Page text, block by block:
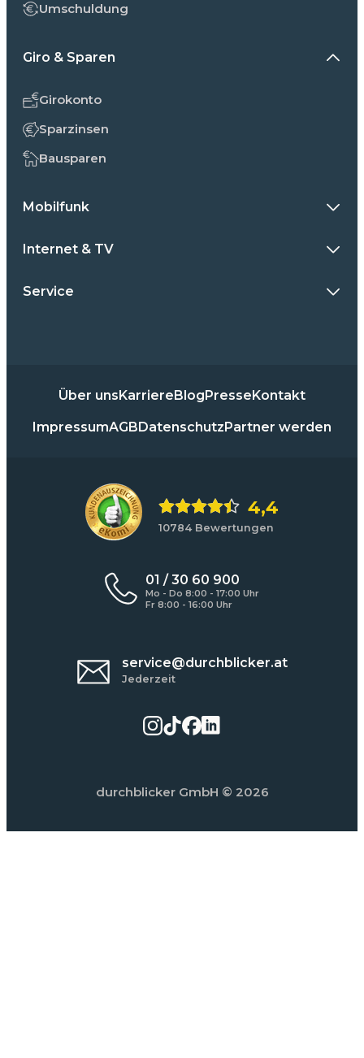
Umschuldung
Giro & Sparen
Girokonto
Sparzinsen
Bausparen
Mobilfunk
Internet & TV
Service
Über unsKarriereBlogPresseKontakt
ImpressumAGBDatenschutzPartner werden
4,4
10784 Bewertungen
01 / 30 60 900
Mo - Do 8:00 - 17:00 Uhr
Fr 8:00 - 16:00 Uhr
service@durchblicker.at
Jederzeit
durchblicker GmbH © 2026